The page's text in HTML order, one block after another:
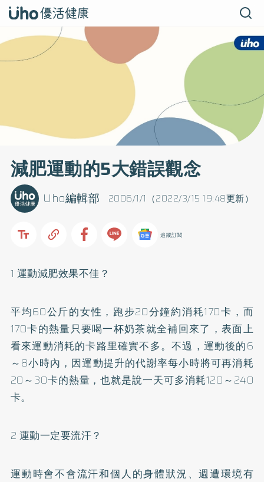
減肥運動的5大錯誤觀念
2006/1/1（2022/3/15 19:48更新）
Uho編輯部
追蹤訂閱
1 運動減肥效果不佳？
平均60公斤的女性，跑步20分鐘約消耗170卡，而
170卡的熱量只要喝一杯奶茶就全補回來了，表面上
看來運動消耗的卡路里確實不多。不過，運動後的6
～8小時內，因運動提升的代謝率每小時將可再消耗
20～30卡的熱量，也就是說一天可多消耗120～240
卡。
2 運動一定要流汗？
運動時會不會流汗和個人的身體狀況、週遭環境有